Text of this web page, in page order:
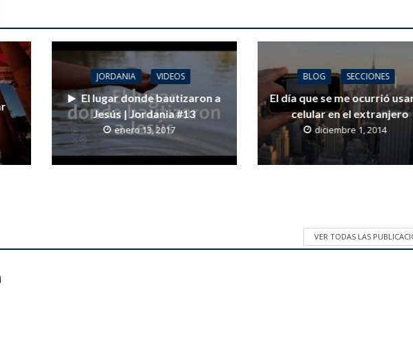
JORDANIA VIDEOS
El lugar donde bautizaron a
Jesús | Jordania #13
enero 13, 2017
BLOG SECCIONES
El día que se me ocurrió
celular en el extranjero
diciembre 1, 2014
VER TODAS LAS